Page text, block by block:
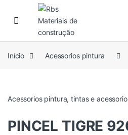
Skip to navigation
Skip to content
Início Acessorios pintura
Acessorios pintura,tintas e
PINCEL TIGRE